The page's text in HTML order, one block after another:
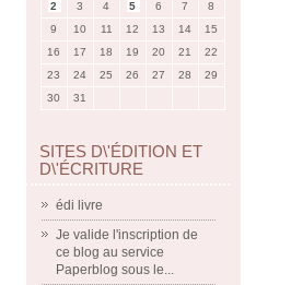
2
3 4 5 6 7
8
9
10 11 12 13 14
15
16
17 18 19 20 21
22
23
24 25 26 27 28
29
30
31
SITES D\'ÉDITION ET
D\'ÉCRITURE
édi livre
Je valide l'inscription de
ce blog au service
Paperblog sous le...